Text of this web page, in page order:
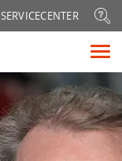
SERVICECENTER